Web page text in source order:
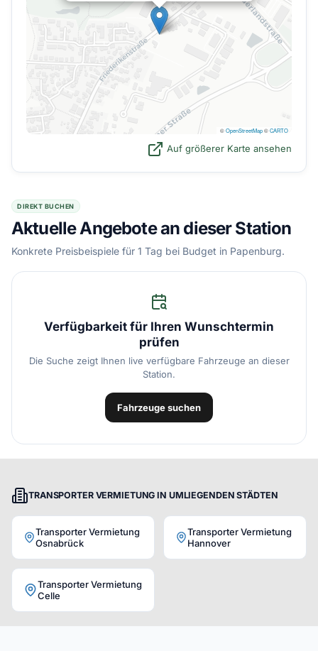
©OpenStreetMap©CARTO
Auf größerer Karte ansehen
DIREKT BUCHEN
Aktuelle Angebote an dieser Station
Konkrete Preisbeispiele für 1 Tag bei Budget in Papenburg.
Verfügbarkeit für Ihren Wunschtermin
prüfen
Die Suche zeigt Ihnen live verfügbare Fahrzeuge an dieser
Station.
Fahrzeuge suchen
TRANSPORTER VERMIETUNG IN UMLIEGENDEN STÄDTEN
Transporter Vermietung
Osnabrück
Transporter Vermietung
Hannover
Transporter Vermietung
Celle